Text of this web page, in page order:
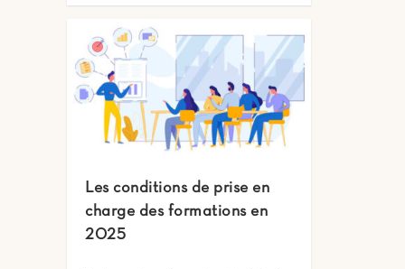
Les conditions de prise en
charge des formations en
2025